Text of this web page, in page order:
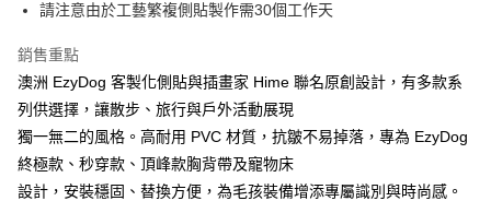
請注意由於工藝繁複側貼製作需30個工作天
銷售重點
澳洲 EzyDog 客製化側貼與插畫家 Hime 聯名原創設計，有多款系
列供選擇，讓散步、旅行與戶外活動展現
獨一無二的風格。高耐用 PVC 材質，抗皺不易掉落，專為 EzyDog
終極款、秒穿款、頂峰款胸背帶及寵物床
設計，安裝穩固、替換方便，為毛孩裝備增添專屬識別與時尚感。